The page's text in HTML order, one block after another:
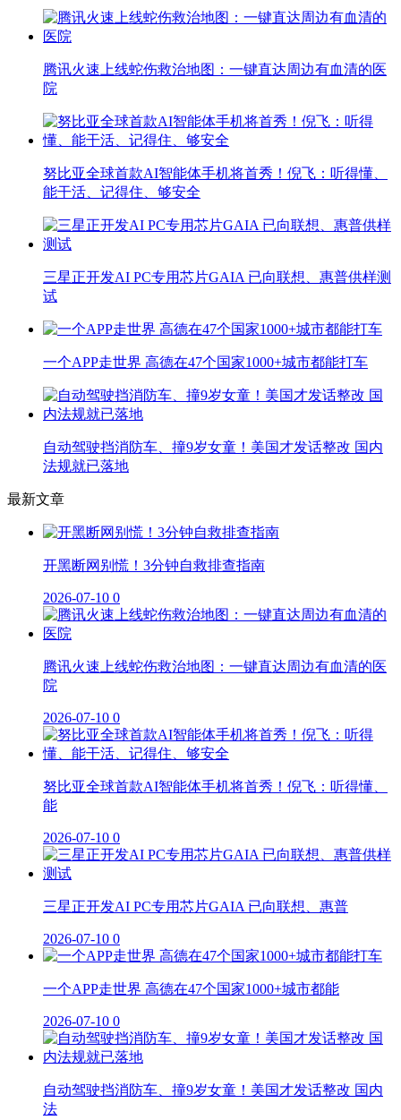
腾讯火速上线蛇伤救治地图：一键直达周边有血清的医
院
努比亚全球首款AI智能体手机将首秀！倪飞：听得懂、
能干活、记得住、够安全
三星正开发AI PC专用芯片GAIA 已向联想、惠普供样测
试
一个APP走世界 高德在47个国家1000+城市都能打车
自动驾驶挡消防车、撞9岁女童！美国才发话整改 国内
法规就已落地
最新文章
开黑断网别慌！3分钟自救排查指南
2026-07-10 0
腾讯火速上线蛇伤救治地图：一键直达周边有血清的医
院
2026-07-10 0
努比亚全球首款AI智能体手机将首秀！倪飞：听得懂、
能
2026-07-10 0
三星正开发AI PC专用芯片GAIA 已向联想、惠普
2026-07-10 0
一个APP走世界 高德在47个国家1000+城市都能
2026-07-10 0
自动驾驶挡消防车、撞9岁女童！美国才发话整改 国内
法